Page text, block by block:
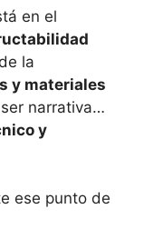
en el
la
y materiales
narrativa…
y
ese punto de